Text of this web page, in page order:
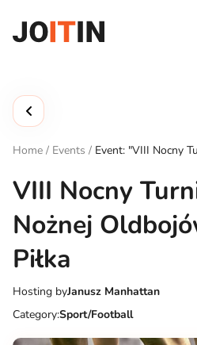
content
Get the
Home / Events / Event: "VIII Nocny
VIII Nocny
Nożnej
Piłka
Hosting byJanusz Manhattan
Category:Sport/Football